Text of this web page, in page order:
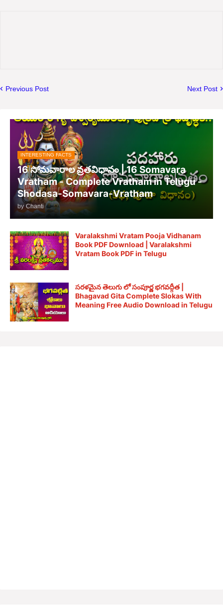
Previous Post Next Post
INTERESTING FACTS
16 సోమవారాల వ్రతవిధానం | 16 Somavara
Vratham - Complete Vratham in Telugu -
Shodasa-Somavara-Vratham
by Chanti
Varalakshmi Vratam Pooja Vidhanam
Book PDF Download | Varalakshmi
Vratam Book PDF in Telugu
సరళమైన తెలుగు లో సంపూర్ణ భగవద్గీత |
Bhagavad Gita Complete Slokas With
Meaning Free Audio Download in Telugu